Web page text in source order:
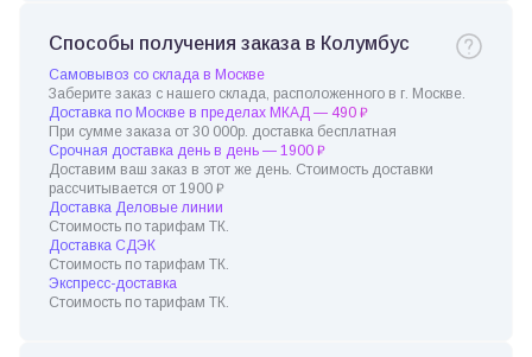
Способы получения заказа в Колумбус
Самовывоз со склада в Москве
Заберите заказ с нашего склада, расположенного в г. Москве.
Доставка по Москве в пределах МКАД — 490 ₽
При сумме заказа от 30 000р. доставка бесплатная
Срочная доставка день в день — 1900 ₽
Доставим ваш заказ в этот же день. Стоимость доставки
рассчитывается от 1900 ₽
Доставка Деловые линии
Стоимость по тарифам ТК.
Доставка СДЭК
Стоимость по тарифам ТК.
Экспресс-доставка
Стоимость по тарифам ТК.